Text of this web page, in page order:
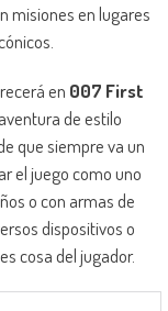
misiones en lugares
en 007 First
de estilo
que siempre va un
el juego como uno
o con armas de
dispositivos o
cosa del jugador.